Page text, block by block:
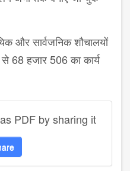
और सार्वजनिक शौचालयों
68 हजार 506 का कार्य
PDF by sharing it